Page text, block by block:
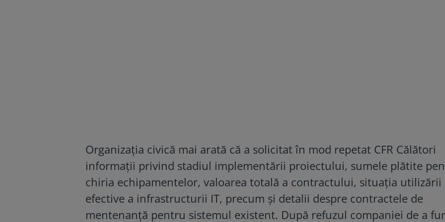
Organizația civică mai arată că a solicitat în mod repetat CFR Călători
informații privind stadiul implementării proiectului, sumele plătite
chiria echipamentelor, valoarea totală a contractului, situația utilizării
efective a infrastructurii IT, precum și detalii despre contractele de
mentenanță pentru sistemul existent. După refuzul companiei de a